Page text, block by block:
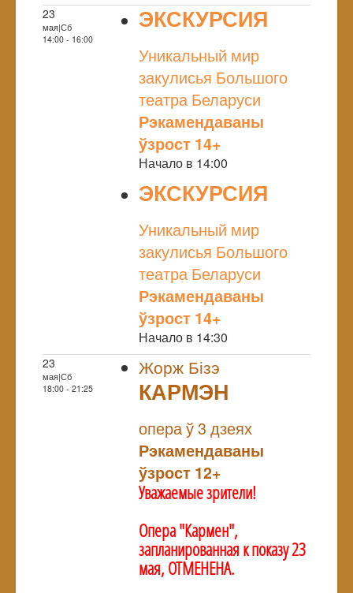
23
мая|Сб
14:00 - 16:00
ЭКСКУРСИЯ
Уникальный мир
закулисья Большого
театра Беларуси
Рэкамендаваны
ўзрост 14+
Начало в 14:00
ЭКСКУРСИЯ
Уникальный мир
закулисья Большого
театра Беларуси
Рэкамендаваны
ўзрост 14+
Начало в 14:30
23
мая|Сб
18:00 - 21:25
Жорж Бізэ
КАРМЭН
опера ў 3 дзеях
Рэкамендаваны
ўзрост 12+
Уважаемые зрители!
Опера "Кармен",
запланированная к показу 23
мая, ОТМЕНЕНА.